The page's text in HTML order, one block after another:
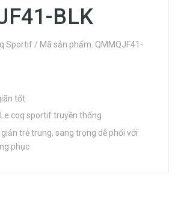
BLK
Sportif / Mã sản phẩm: QMMQJF41-
tốt
coq sportif truyền thống
trẻ trung, sang trọng dễ phối với
phục